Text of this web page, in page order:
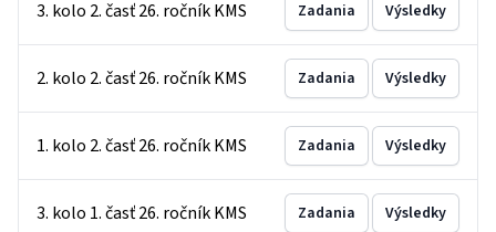
3. kolo 2. časť 26. ročník KMS Zadania Výsledky
2. kolo 2. časť 26. ročník KMS Zadania Výsledky
1. kolo 2. časť 26. ročník KMS Zadania Výsledky
3. kolo 1. časť 26. ročník KMS Zadania Výsledky